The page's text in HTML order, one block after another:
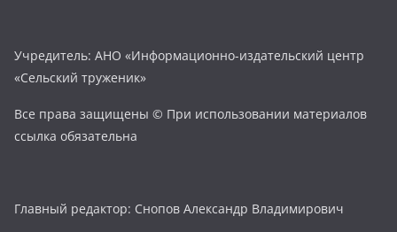
Учредитель: АНО «Информационно-издательский центр
«Сельский труженик»
Все права защищены © При использовании материалов
ссылка обязательна
Главный редактор: Снопов Александр Владимирович